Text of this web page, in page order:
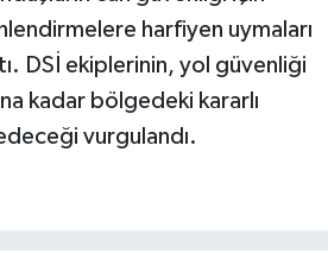
harfiyen uymaları
DSİ ekiplerinin, yol güvenliği
kadar bölgedeki kararlı
vurgulandı.